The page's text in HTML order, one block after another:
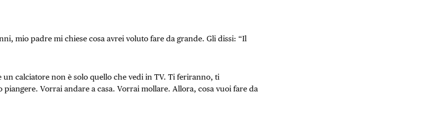
mio padre mi chiese cosa avrei voluto fare da grande. Gli dissi: “Il
un calciatore non è solo quello che vedi in TV. Ti feriranno, ti
Vorrai andare a casa. Vorrai mollare. Allora, cosa vuoi fare da